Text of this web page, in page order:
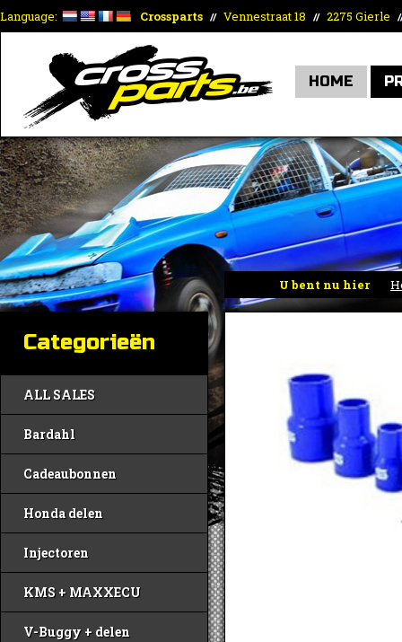
Language: Crossparts // Vennestraat 18 // 2275 Gierle
HOME
U bent nu hier
Categorieën
ALL SALES
Bardahl
Cadeaubonnen
Honda delen
Injectoren
KMS + MAXXECU
V-Buggy + delen